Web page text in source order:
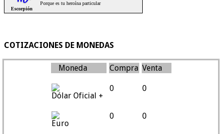
COTIZACIONES DE MONEDAS
Moneda Compra Venta
Dólar Oficial +
0 0
Euro
0 0